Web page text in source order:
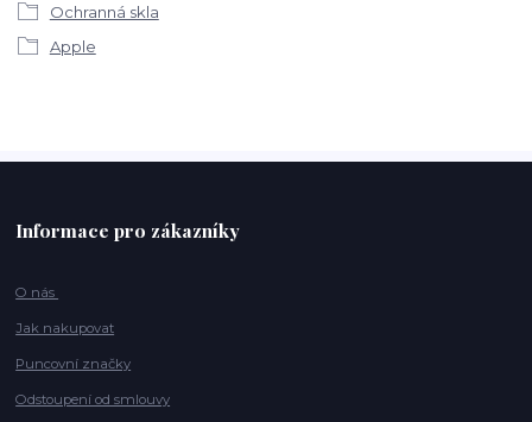
Ochranná skla
Apple
Informace pro zákazníky
O nás
Jak nakupovat
Puncovní značky
Odstoupení od smlouvy